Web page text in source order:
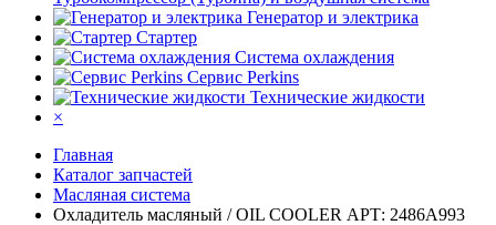
Генератор и электрика
Стартер
Система охлаждения
Сервис Perkins
Технические жидкости
×
Главная
Каталог запчастей
Масляная система
Охладитель масляный / OIL COOLER АРТ: 2486A993